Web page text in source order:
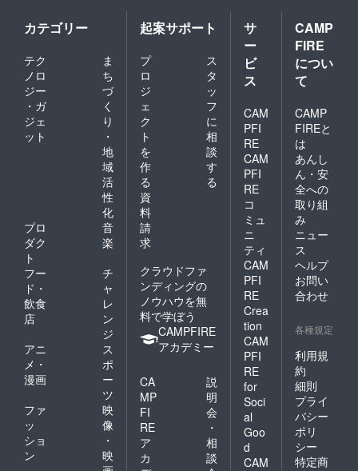
(60
秒)、ラ
スト挨
拶後に
楽屋に
帰る時
までお
り、こ
のリ
ターン
の方へ
アン
コール
挨拶 ・
別日で
メン
バー全
員と皆
さんで
30分の
散歩、1
時間の
飲食店
お披露
ブ以
降、ど
こかの
土曜日
か日曜
日どち
らかで
時間を
取り、
カテゴリー
テク
ノロ
ジー
・ガ
ジェ
ット
ま
ち
づ
く
り
・
地
域
活
性
化
プロ
ダク
ト
音
楽
フー
ド・
飲食
店
チ
ャ
レ
ン
ジ
アニ
メ・
漫画
ス
ポ
ー
ツ
ファ
ッ
ショ
ン
映
像
・
映
起案サポート
プ
ロ
ジ
ェ
ク
ト
を
作
る
ス
タ
ッ
フ
に
相
談
す
る
資
料
請
求
クラウドファ
ンディングの
ノウハウを無
料で学ぼう
CAMPFIRE
アカデミー
CA
MP
FI
RE
ア
カ
説
明
会
・
相
談
サ
ー
ビ
ス
CAM
PFI
RE
CAM
PFI
RE
コ
ミュ
ニ
ティ
CAM
PFI
RE
Crea
tion
CAM
PFI
RE
for
Soci
al
Goo
d
CAM
CAMP
FIRE
につい
て
CAMP
FIREと
は
あんし
ん・安
全への
取り組
み
ニュー
ス
ヘルプ
お問い
合わせ
各種規定
利用規
約
細則
プライ
バシー
ポリ
シー
特定商